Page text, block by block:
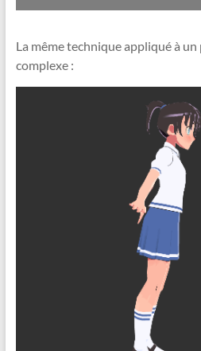
La même technique appliqué à
complexe :